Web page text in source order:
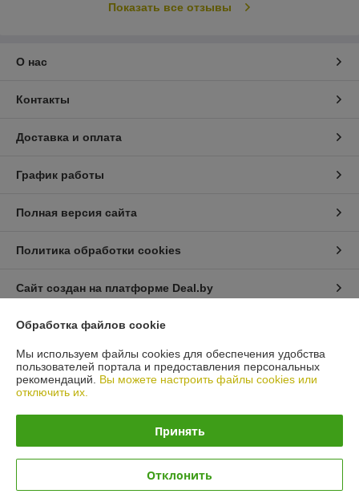
Показать все отзывы
О нас
Контакты
Доставка и оплата
График работы
Полная версия сайта
Политика обработки cookies
Сайт создан на платформе Deal.by
Юридическое лицо:Общество с ограниченной ответственностью
«Автопроект Плюс»
г. Минск, ул. Тимирязева, д.114-8
Регистрационный номер ЕГР: 193664948
Регистрационный орган: Минским горисполкомом
Дата регистрации компании: 05.01.2023
Обработка файлов cookie
Мы используем файлы cookies для обеспечения удобства
пользователей портала и предоставления персональных
рекомендаций. Вы можете настроить файлы cookies или
отключить их.
Принять
Отклонить